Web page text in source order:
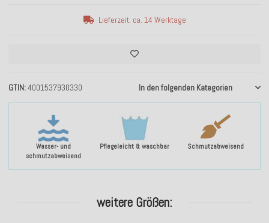
Wasser- und
schmutzabweisend
Pflegeleicht & waschbar Schmutzabweisend
GTIN 4001537930330 In den folgenden Kategorien
Lieferzeit: ca. 14 Werktage
weitere Größen: